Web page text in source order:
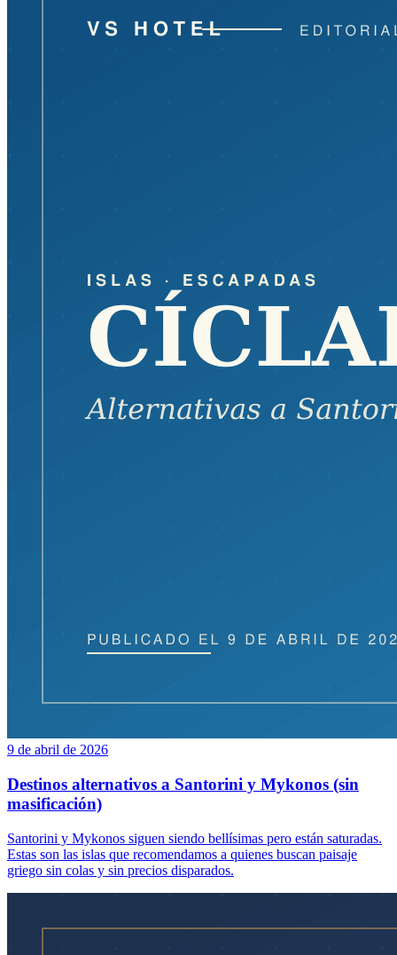
9 de abril de 2026
Destinos alternativos a Santorini y Mykonos (sin
masificación)
Santorini y Mykonos siguen siendo bellísimas pero están saturadas.
Estas son las islas que recomendamos a quienes buscan paisaje
griego sin colas y sin precios disparados.